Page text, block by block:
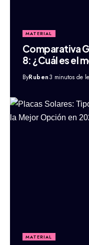
MATERIAL
Comparativa
8: ¿Cuál es el
ByRuben3 minutos de
MATERIAL